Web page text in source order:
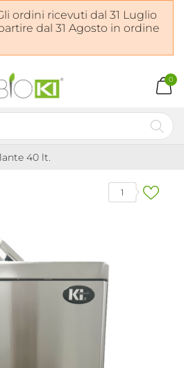
ordini ricevuti dal 31 Luglio
dal 31 Agosto in ordine
0
40 lt.
1